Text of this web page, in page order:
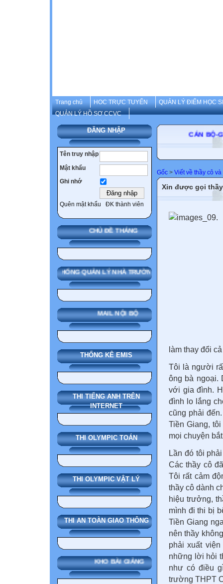
Trang chủ HOC TRỰC TUYẾN
QUẢN LÝ ĐIỂM HỌC
QUẢN LÝ HỒ SƠ CCVC
ĐĂNG NHẬP
Tên truy nhập
Mật khẩu
Ghi nhớ
Quên mật khẩu ĐK thành viên
CHỦ ĐỀ THÁNG
SMAS HỆ THỐNG QUẢN LÝ NHÀ TRƯỜNG
MAIL NỘI BỘ
THỐNG KÊ EMIS
THI TIẾNG ANH TRÊN
INTERNET
THI OLYMPIC TOÁN
THI OLYMPIC VẬT LÝ
THI AN TOÀN GIAO THÔNG
KHO BÀI GIẢNG
CÁN
Gốc > Viết về thầy cô
Xin được gọi
làm thay đổi
Tôi là người
ông bà ngoại.
với gia đình.
đình lo lắng
cũng phải
Tiền Giang,
mọi chuyện
Lần đó tôi
Các thầy cô
Tôi rất cảm
thầy cô dành
hiệu trưởng,
mình đi thi bị
Tiền Giang
nên thầy
phải xuất
những lời hỏi
như có điều
trường THPT